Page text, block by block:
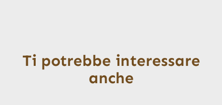
Ti potrebbe interessare
anche